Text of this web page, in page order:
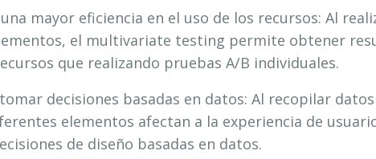
mayor eficiencia en el uso de los recursos: Al
el multivariate testing permite obtener
que realizando pruebas A/B individuales.
decisiones basadas en datos: Al recopilar
elementos afectan a la experiencia de
de diseño basadas en datos.